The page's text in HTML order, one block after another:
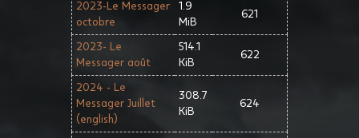
2023-Le Messager
octobre
1.9
MiB
621
2023- Le
Messager août
514.1
KiB
622
2024 - Le
Messager Juillet
(english)
308.7
KiB
624